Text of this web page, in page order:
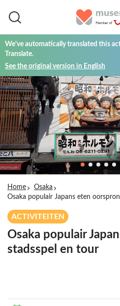
We've automatically translated this
Translate.
See the original version in English
Home
Osaka
Osaka populair Japans eten
ACTIVITEITEN
Osaka populair
stadsspel en tour